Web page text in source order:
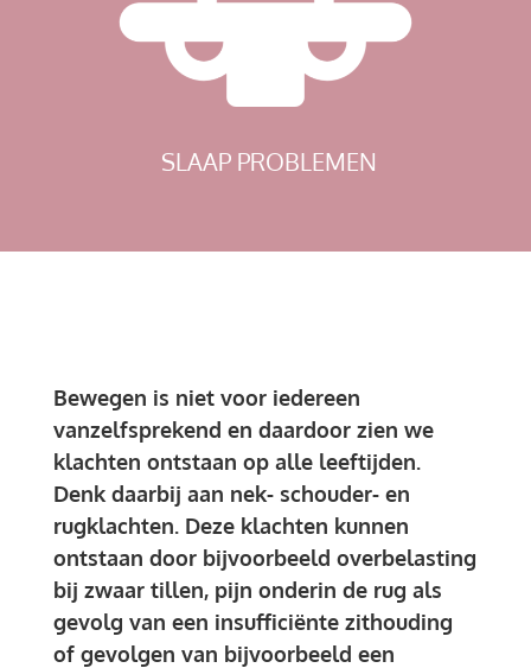
SLAAP PROBLEMEN
Bewegen is niet voor iedereen
vanzelfsprekend en daardoor zien we
klachten ontstaan op alle leeftijden.
Denk daarbij aan nek- schouder- en
rugklachten. Deze klachten kunnen
ontstaan door bijvoorbeeld overbelasting
bij zwaar tillen, pijn onderin de rug als
gevolg van een insufficiënte zithouding
of gevolgen van bijvoorbeeld een